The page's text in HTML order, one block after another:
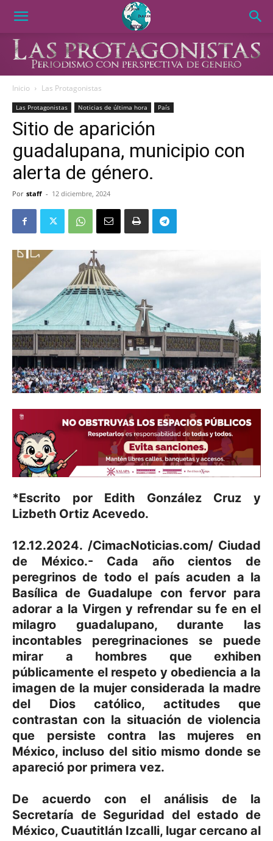
Inicio Las Protagonistas
Las Protagonistas Noticias de última hora País
Sitio de aparición
guadalupana, municipio con
alerta de género.
Por staff - 12 diciembre, 2024
*Escrito por Edith González Cruz y
Lizbeth Ortiz Acevedo.
12.12.2024. /CimacNoticias.com/ Ciudad
de México.- Cada año cientos de
peregrinos de todo el país acuden a la
Basílica de Guadalupe con fervor para
adorar a la Virgen y refrendar su fe en el
milagro guadalupano, durante las
incontables peregrinaciones se puede
mirar a hombres que exhiben
públicamente el respeto y obediencia a la
imagen de la mujer considerada la madre
del Dios católico, actitudes que
contrastan con la situación de violencia
que persiste contra las mujeres en
México, incluso del sitio mismo donde se
apareció por primera vez.
De acuerdo con el análisis de la
Secretaría de Seguridad del estado de
México, Cuautitlán Izcalli, lugar cercano al